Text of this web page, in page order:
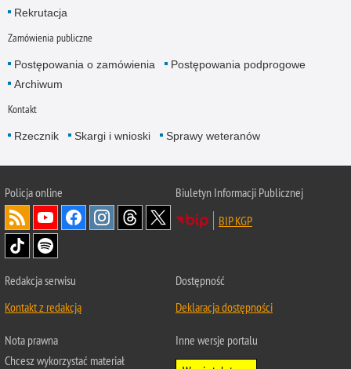
Rekrutacja
Zamówienia publiczne
Postępowania o zamówienia
Postępowania podprogowe
Archiwum
Kontakt
Rzecznik Skargi i wnioski Sprawy weteranów
Policjaonline
Biuletyn Informacji Publicznej
BIP KGP
Redakcja serwisu
Kontakt z redakcją
Dostępność
Deklaracja dostępności
Nota prawna
Chcesz wykorzystać materiał
Inne wersje portalu